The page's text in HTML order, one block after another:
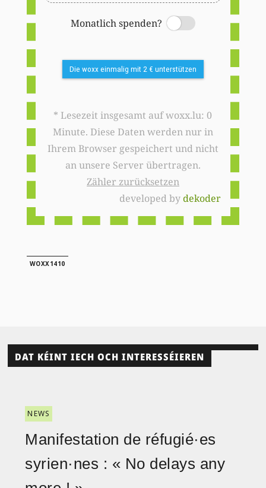
Monatlich spenden?
Switch
Die woxx einmalig mit 2 € unterstützen
* Lesezeit insgesamt auf woxx.lu: 0
Minute. Diese Daten werden nur in
Ihrem Browser gespeichert und nicht
an unsere Server übertragen.
Zähler zurücksetzen
developed bydekoder
WOXX1410
DAT KÉINT IECH OCH INTERESSÉIEREN
NEWS
Manifestation de réfugié·es
syrien·nes : « No delays any